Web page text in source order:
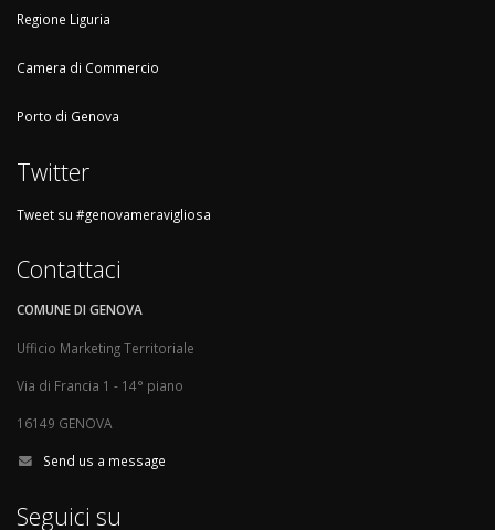
Regione Liguria
Camera di Commercio
Porto di Genova
Twitter
Tweet su #genovameravigliosa
Contattaci
COMUNE DI GENOVA
Ufficio Marketing Territoriale
Via di Francia 1 - 14° piano
16149 GENOVA
Send us a message
Seguici su